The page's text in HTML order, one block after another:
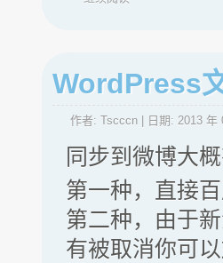
WordPress
作者: Tscccn | 日期: 2013 年
同步到微博大
第一种，直接
第二种，由于
有被取消你可